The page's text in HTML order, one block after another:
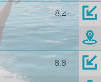
8,4
8,8